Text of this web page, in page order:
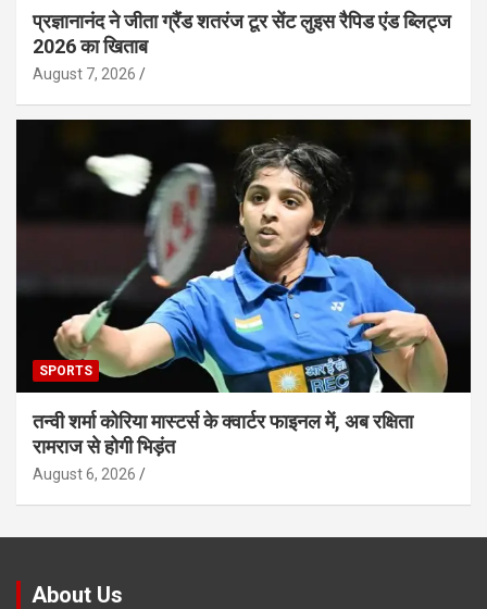
प्रज्ञानानंद ने जीता ग्रैंड शतरंज टूर सेंट लुइस रैपिड एंड ब्लिट्ज
2026 का खिताब
August 7, 2026
SPORTS
तन्वी शर्मा कोरिया मास्टर्स के क्वार्टर फाइनल में, अब रक्षिता
रामराज से होगी भिड़ंत
August 6, 2026
About Us